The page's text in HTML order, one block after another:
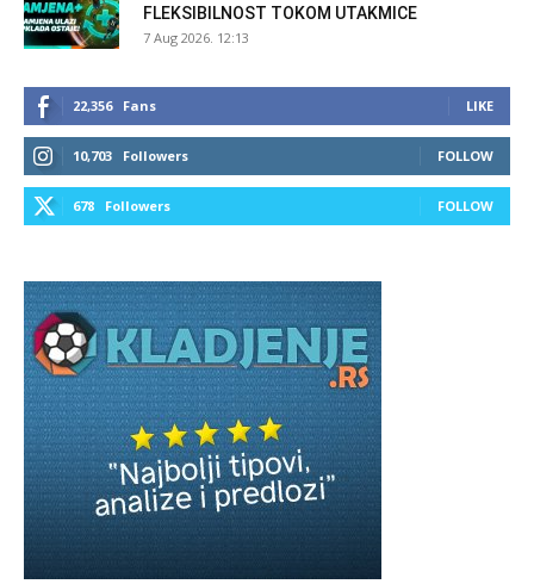
FLEKSIBILNOST TOKOM UTAKMICE
7 Aug 2026. 12:13
22,356 Fans LIKE
10,703 Followers FOLLOW
678 Followers FOLLOW